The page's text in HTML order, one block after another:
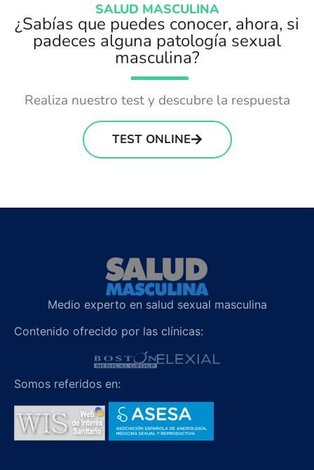
SALUD MASCULINA
¿Sabías que puedes conocer, ahora, si
padeces alguna patología sexual
masculina?
Realiza nuestro test y descubre la respuesta
TEST ONLINE
Medio experto en salud sexual masculina
Contenido ofrecido por las clínicas:
Somos referidos en: